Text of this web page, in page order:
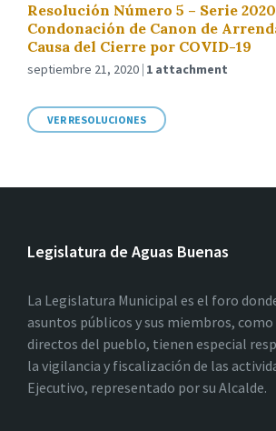
Resolución Número 5 – Serie
Condonación de Canon de
Causa del Cierre por COVID-19
septiembre 21, 2020 1 attachment
VER RESOLUCIONES
Legislatura de Aguas Buenas
La Legislatura Municipal es el foro
asuntos públicos y sus miembros,
directos del pueblo, tienen especial
la vigilancia y fiscalización de las
Ejecutivo, representado por su Alcalde.